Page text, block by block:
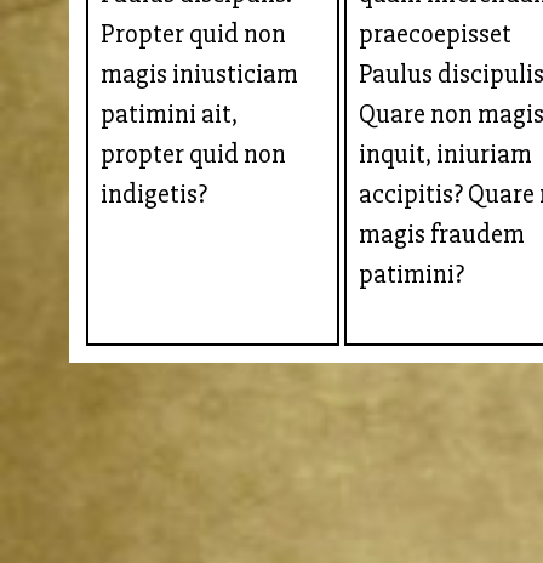
Propter quid non
magis iniusticiam
patimini ait,
propter quid non
indigetis?
praecoepisset
Paulus
Quare non
inquit, iniuriam
accipitis? Quare
magis fraudem
patimini?